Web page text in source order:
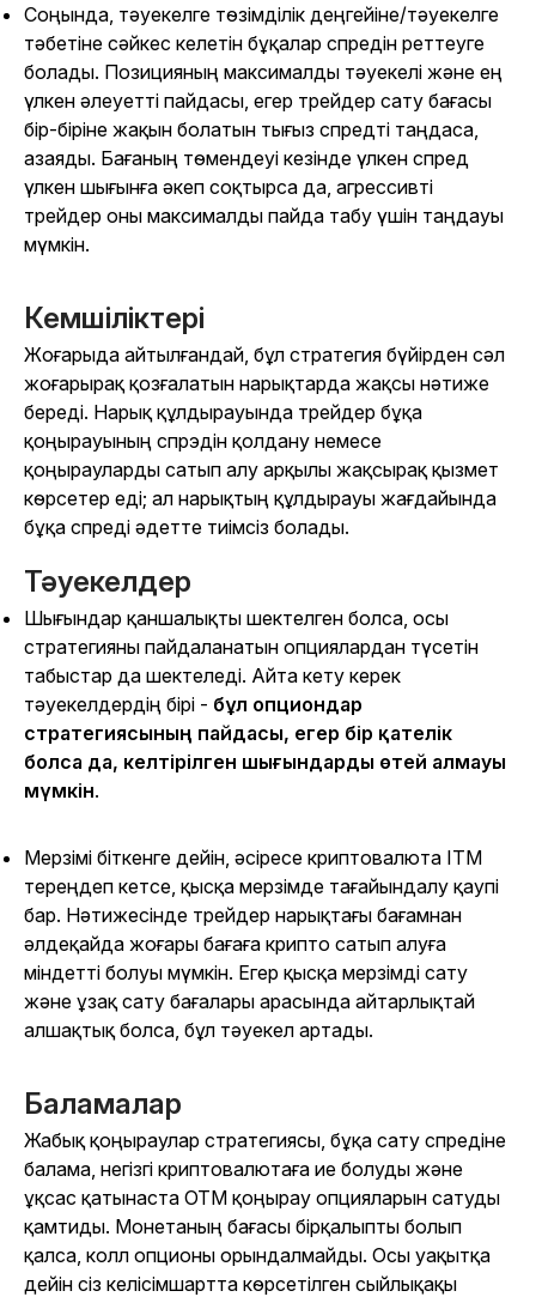
Соңында, тәуекелге төзімділік деңгейіне/тәуекелге
тәбетіне сәйкес келетін бұқалар спредін реттеуге
болады. Позицияның максималды тәуекелі және ең
үлкен әлеуетті пайдасы, егер трейдер сату бағасы
бір-біріне жақын болатын тығыз спредті таңдаса,
азаяды. Бағаның төмендеуі кезінде үлкен спред
үлкен шығынға әкеп соқтырса да, агрессивті
трейдер оны максималды пайда табу үшін таңдауы
мүмкін.
Кемшіліктері
Жоғарыда айтылғандай, бұл стратегия бүйірден сәл
жоғарырақ қозғалатын нарықтарда жақсы нәтиже
береді. Нарық құлдырауында трейдер бұқа
қоңырауының спрэдін қолдану немесе
қоңырауларды сатып алу арқылы жақсырақ қызмет
көрсетер еді; ал нарықтың құлдырауы жағдайында
бұқа спреді әдетте тиімсіз болады.
Тәуекелдер
Шығындар қаншалықты шектелген болса, осы
стратегияны пайдаланатын опциялардан түсетін
табыстар да шектеледі. Айта кету керек
тәуекелдердің бірі - бұл опциондар
стратегиясының пайдасы, егер бір қателік
болса да, келтірілген шығындарды өтей алмауы
мүмкін.
Мерзімі біткенге дейін, әсіресе криптовалюта ITM
тереңдеп кетсе, қысқа мерзімде тағайындалу қаупі
бар. Нәтижесінде трейдер нарықтағы бағамнан
әлдеқайда жоғары бағаға крипто сатып алуға
міндетті болуы мүмкін. Егер қысқа мерзімді сату
және ұзақ сату бағалары арасында айтарлықтай
алшақтық болса, бұл тәуекел артады.
Баламалар
Жабық қоңыраулар стратегиясы, бұқа сату спредіне
балама, негізгі криптовалютаға ие болуды және
ұқсас қатынаста OTM қоңырау опцияларын сатуды
қамтиды. Монетаның бағасы бірқалыпты болып
қалса, колл опционы орындалмайды. Осы уақытқа
дейін сіз келісімшартта көрсетілген сыйлықақы